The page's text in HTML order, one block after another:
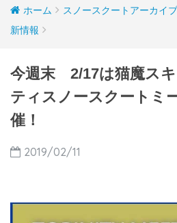
ホーム スノースクートアーカイブ
新情報
今週末 2/17は猫魔ス
ティスノースクートミ
催！
2019/02/11